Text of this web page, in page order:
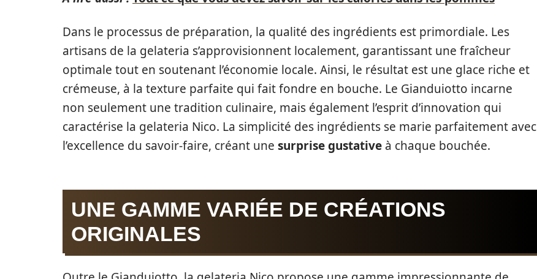
Dans le processus de préparation, la qualité des ingrédients est primordiale. Les
artisans de la gelateria s’approvisionnent localement, garantissant une fraîcheur
optimale tout en soutenant l’économie locale. Ainsi, le résultat est une glace riche et
crémeuse, à la texture parfaite qui fait fondre en bouche. Le Gianduiotto incarne
non seulement une tradition culinaire, mais également l’esprit d’innovation qui
caractérise la gelateria Nico. La simplicité des ingrédients se marie parfaitement avec
l’excellence du savoir-faire, créant une surprise gustative à chaque bouchée.
UNE GAMME VARIÉE DE CRÉATIONS
ORIGINALES